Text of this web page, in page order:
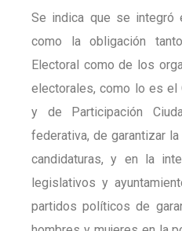
Se indica que se integró
como la obligación
Electoral como de los
electorales, como lo es el
y de Participación
federativa, de garantizar
candidaturas, y en la
legislativos y
partidos políticos de